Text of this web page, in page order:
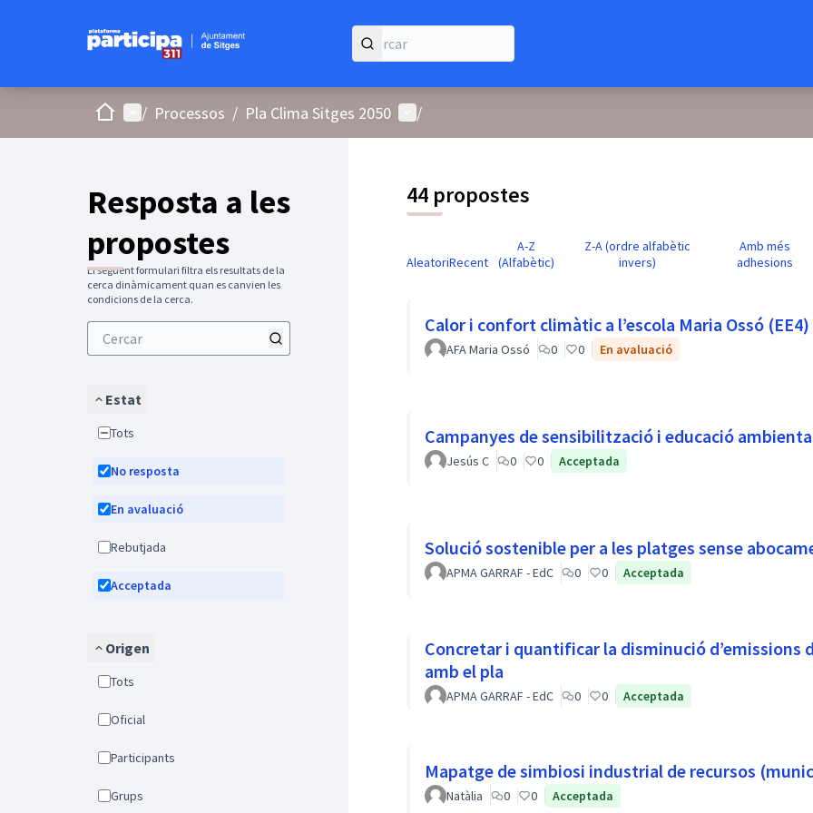
Inici Menú principal
/ Processos / Pla Clima Sitges 2050 Menú d'usuari
/
Resposta a les
propostes
El següent formulari filtra els resultats de la
cerca dinàmicament quan es canvien les
condicions de la cerca.
Estat
Tots
No resposta
En avaluació
Rebutjada
Acceptada
Origen
Tots
Oficial
Participants
Grups
44 propostes
AleatoriRecent
A-Z
(Alfabètic)
Z-A (ordre alfabètic
invers)
Amb més
adhesions
Calor i confort climàtic a l’escola Maria Ossó (EE4)
AFA Maria Ossó 0 0 En avaluació
Campanyes de sensibilització i educació
Jesús C 0 0 Acceptada
Solució sostenible per a les platges sense
APMA GARRAF - EdC 0 0 Acceptada
Concretar i quantificar la disminució d’emissions
amb el pla
APMA GARRAF - EdC 0 0 Acceptada
Mapatge de simbiosi industrial de recursos
Natàlia 0 0 Acceptada